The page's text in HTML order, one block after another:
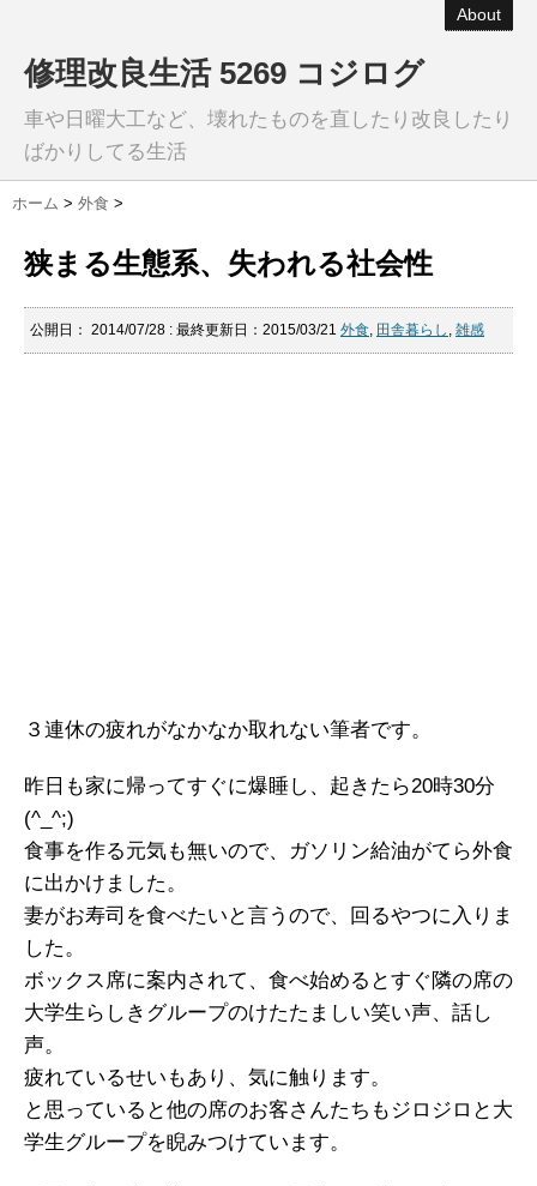
About
修理改良生活 5269 コジログ
車や日曜大工など、壊れたものを直したり改良したり
ばかりしてる生活
ホーム > 外食 >
狭まる生態系、失われる社会性
公開日： 2014/07/28 : 最終更新日：2015/03/21 外食, 田舎暮らし , 雑感
３連休の疲れがなかなか取れない筆者です。
昨日も家に帰ってすぐに爆睡し、起きたら20時30分
(^_^;)
食事を作る元気も無いので、ガソリン給油がてら外食
に出かけました。
妻がお寿司を食べたいと言うので、回るやつに入りま
した。
ボックス席に案内されて、食べ始めるとすぐ隣の席の
大学生らしきグループのけたたましい笑い声、話し
声。
疲れているせいもあり、気に触ります。
と思っていると他の席のお客さんたちもジロジロと大
学生グループを睨みつけています。